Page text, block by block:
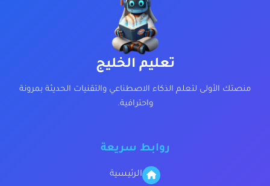
تعليم الخليج
منصتك الأولى لتعلم الذكاء الاصطناعي والتقنيات الحديثة بمرونة
واحترافية.
روابط سريعة
الرئيسية